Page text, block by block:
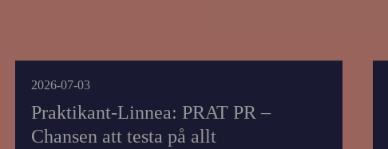
2026-07-03
Praktikant-Linnea: PRAT PR –
Chansen att testa på allt